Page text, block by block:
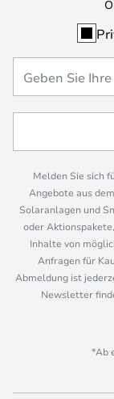
Melden Sie sich
Angebote aus
Solaranlagen und
oder
Inhalte von
Anfragen für
Abmeldung ist
Newsletter
*Ab